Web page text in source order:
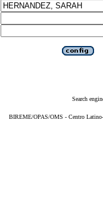
Search
BIREME/OPAS/OMS - Centro Latino-